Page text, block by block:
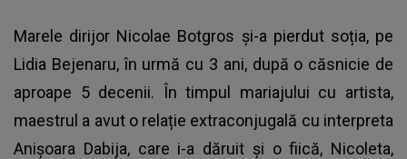
Marele dirijor Nicolae Botgros și-a pierdut soția, pe
Lidia Bejenaru, în urmă cu 3 ani, după o căsnicie de
aproape 5 decenii. În timpul mariajului cu artista,
maestrul a avut o relație extraconjugală cu interpreta
Anișoara Dabija, care i-a dăruit și o fiică, Nicoleta,